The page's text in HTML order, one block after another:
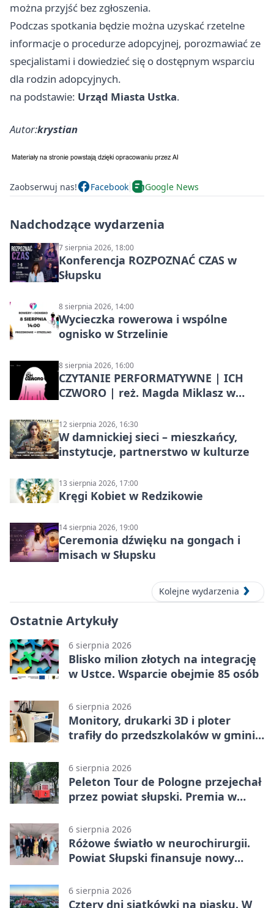
można przyjść bez zgłoszenia.
Podczas spotkania będzie można uzyskać rzetelne
informacje o procedurze adopcyjnej, porozmawiać ze
specjalistami i dowiedzieć się o dostępnym wsparciu
dla rodzin adopcyjnych.
na podstawie: Urząd Miasta Ustka.
Autor:krystian
Zaobserwuj nas! Facebook Google News
Nadchodzące wydarzenia
7 sierpnia 2026, 18:00
Konferencja ROZPOZNAĆ CZAS w
Słupsku
8 sierpnia 2026, 14:00
Wycieczka rowerowa i wspólne
ognisko w Strzelinie
8 sierpnia 2026, 16:00
CZYTANIE PERFORMATYWNE | ICH
CZWORO | reż. Magda Miklasz w
12 sierpnia 2026, 16:30
W damnickiej sieci – mieszkańcy,
instytucje, partnerstwo w kulturze
13 sierpnia 2026, 17:00
Kręgi Kobiet w Redzikowie
14 sierpnia 2026, 19:00
Ceremonia dźwięku na gongach i
misach w Słupsku
Kolejne wydarzenia
Ostatnie Artykuły
6 sierpnia 2026
Blisko milion złotych na integrację
w Ustce. Wsparcie obejmie 85 osób
6 sierpnia 2026
Monitory, drukarki 3D i ploter
trafiły do przedszkolaków w gminie
6 sierpnia 2026
Peleton Tour de Pologne przejechał
przez powiat słupski. Premia w
6 sierpnia 2026
Różowe światło w neurochirurgii.
Powiat Słupski finansuje nowy
6 sierpnia 2026
Cztery dni siatkówki na piasku. W